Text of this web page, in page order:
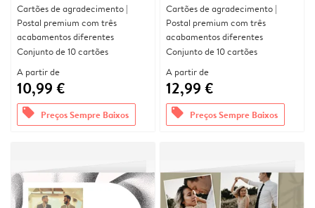
Cartões de agradecimento |
Postal premium com três
acabamentos diferentes
Conjunto de 10 cartões
A partir de
10,99 €
offers Preços Sempre Baixos
Cartões de agradecimento |
Postal premium com três
acabamentos diferentes
Conjunto de 10 cartões
A partir de
12,99 €
offers Preços Sempre Baixos